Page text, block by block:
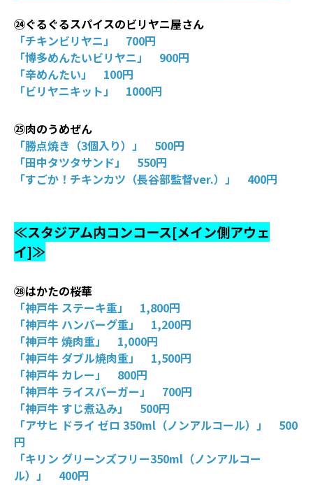
㉔ぐるぐるスパイスのビリヤニ屋さん
「チキンビリヤニ」 700円
「博多めんたいビリヤニ」 900円
「辛めんたい」 100円
「ビリヤニキット」 1000円
㉕肉のうめぜん
「勝点焼き（3個入り）」 500円
「田中タツタサンド」 550円
「すごか！チキンカツ（長谷部監督ver.）」 400円
≪スタジアム内コンコース[メイン側アウェ
イ]≫
㉘はかたの桜華
「神戸牛 ステーキ重」 1,800円
「神戸牛 ハンバーグ重」 1,200円
「神戸牛 焼肉重」 1,000円
「神戸牛 ダブル焼肉重」 1,500円
「神戸牛 カレー」 800円
「神戸牛 ライスバーガー」 700円
「神戸牛 すじ煮込み」 500円
「アサヒ ドライ ゼロ 350ml（ノンアルコール）」 500
円
「キリン グリーンズフリー350ml（ノンアルコー
ル）」 400円